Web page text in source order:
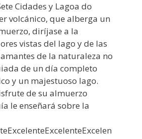
Cidades y Lagoa do
volcánico, que alberga un
diríjase a la
vistas del lago y de las
de la naturaleza no
de un día completo
y un majestuoso lago.
de su almuerzo
le enseñará sobre la